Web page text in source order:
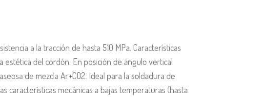
a la tracción de hasta 510 MPa. Características
estética del cordón. En posición de ángulo vertical
de mezcla Ar+CO2. Ideal para la soldadura de
mecánicas a bajas temperaturas (hasta